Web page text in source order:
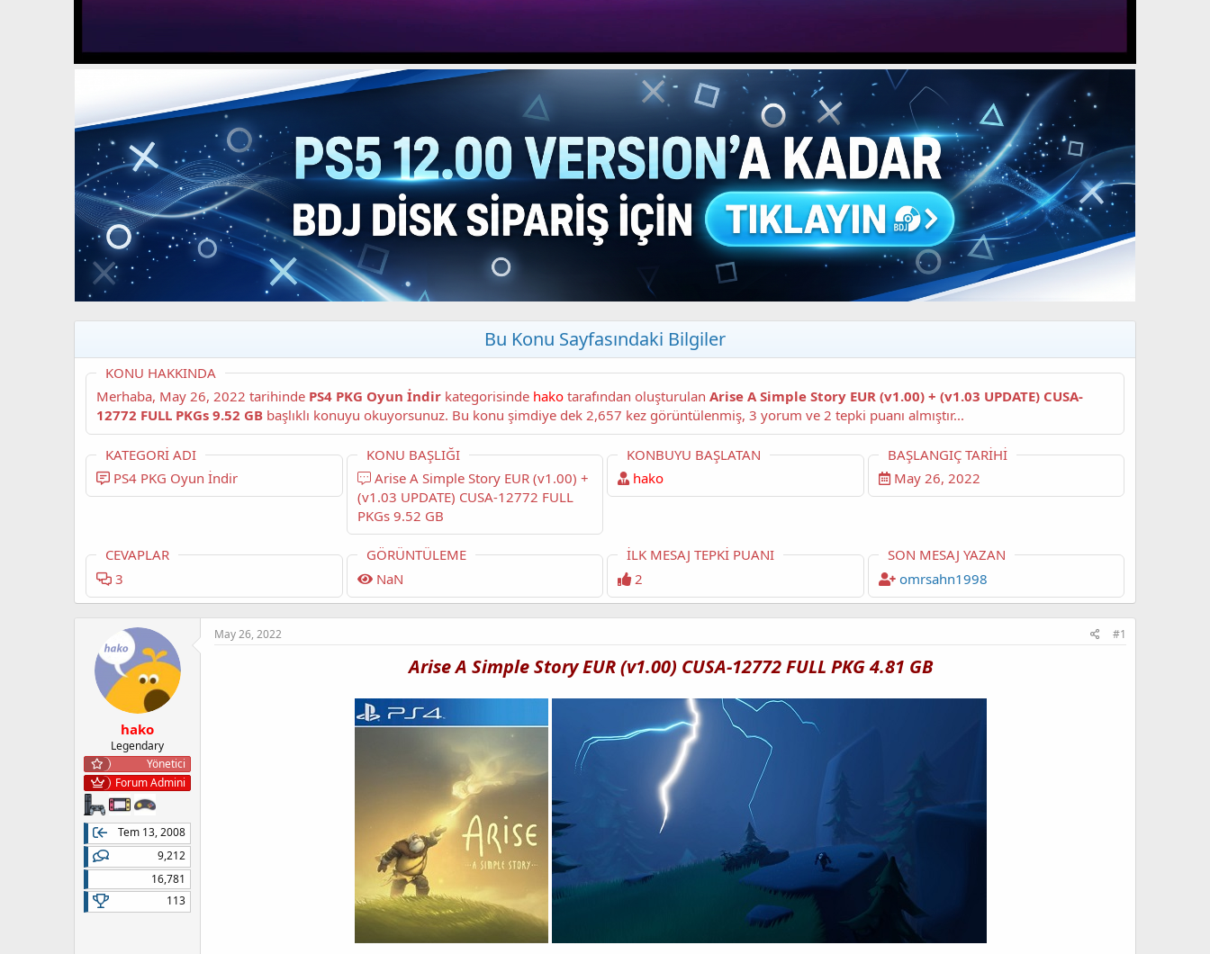
Bu Konu Sayfasındaki Bilgiler
KONU HAKKINDA
Merhaba, May 26, 2022 tarihinde PS4 PKG Oyun İndir kategorisinde hako tarafından oluşturulanArise A Simple Story EUR (v1.00) + (v1.03 UPDATE) CUSA-
12772 FULL PKGs 9.52 GB
başlıklı konuyu okuyorsunuz. Bu konu şimdiye dek 2,657 kez görüntülenmiş, 3 yorum ve 2 tepki puanı almıştır...
KATEGORI ADI
PS4 PKG Oyun İndir
KONU BAŞLIĞI
Arise A Simple Story EUR (v1.00) +
(v1.03 UPDATE) CUSA-12772 FULL
PKGs 9.52 GB
KONBUYU BAŞLATAN
hako
BAŞLANGIÇ TARIHI
May 26, 2022
CEVAPLAR
3
GÖRÜNTÜLEME
NaN
İLK MESAJ TEPKI PUANI
2
SON MESAJ YAZAN
omrsahn1998
hako
Legendary
Yönetici
Forum Admini
Tem 13, 2008
9,212
16,781
113
May 26, 2022 #1
Arise A Simple Story EUR (v1.00) CUSA-12772 FULL PKG 4.81 GB